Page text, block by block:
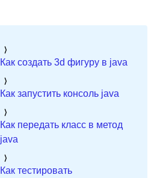
Как создать 3d фигуру в java
Как запустить консоль java
Как передать класс в метод
java
Как тестировать